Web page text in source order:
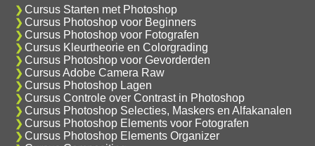
Cursus Starten met Photoshop
Cursus Photoshop voor Beginners
Cursus Photoshop voor Fotografen
Cursus Kleurtheorie en Colorgrading
Cursus Photoshop voor Gevorderden
Cursus Adobe Camera Raw
Cursus Photoshop Lagen
Cursus Controle over Contrast in Photoshop
Cursus Photoshop Selecties, Maskers en Alfakanalen
Cursus Photoshop Elements voor Fotografen
Cursus Photoshop Elements Organizer